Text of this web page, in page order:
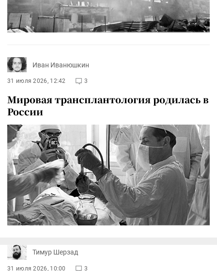
Иван Иванюшкин
31 июля 2026, 12:42 3
Мировая трансплантология родилась в
России
Тимур Шерзад
31 июля 2026, 10:00 3